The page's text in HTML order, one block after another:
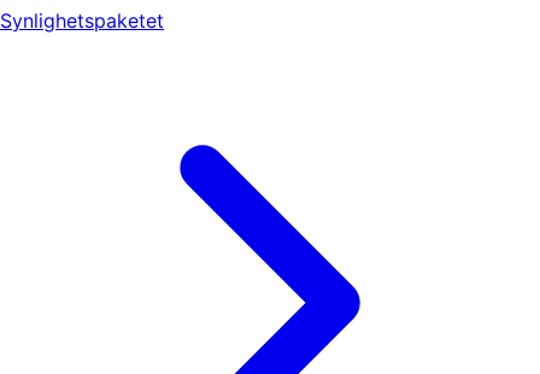
Synlighetspaketet